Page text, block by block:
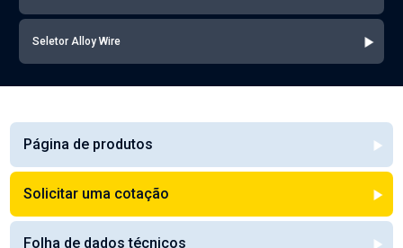
Seletor Alloy Wire
Página de produtos
Solicitar uma cotação
Folha de dados técnicos